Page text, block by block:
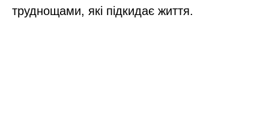
труднощами, які підкидає життя.